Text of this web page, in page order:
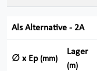
Als Alternative - 2A
∅ x Ep (mm)
Lager
(m)